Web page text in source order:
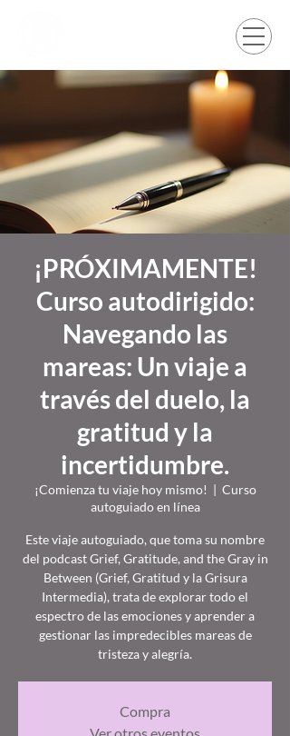
¡PRÓXIMAMENTE!
Curso autodirigido:
Navegando las
mareas: Un viaje a
través del duelo, la
gratitud y la
incertidumbre.
¡Comienza tu viaje hoy mismo!
  |
Curso
autoguiado en línea
Este viaje autoguiado, que toma su nombre
del podcast Grief, Gratitude, and the Gray in
Between (Grief, Gratitud y la Grisura
Intermedia), trata de explorar todo el
espectro de las emociones y aprender a
gestionar las impredecibles mareas de
tristeza y alegría.
Compra